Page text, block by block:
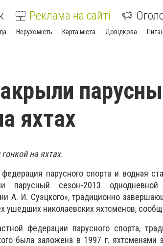
Реклама на сайті
Нерухомість Карта міста Довідкова
яхтах
на яхтах.
парусного спорта и водная
парусный сезон-2013
А. И. Суэцкого», традиционно
ушедших николаевских яхтсменов,
федерации парусного спорта,
была заложена в 1997 г. яхтсменами